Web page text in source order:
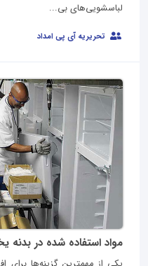
لباسشویی‌های بی...
تحریریه آی پی امداد
مواد استفاده شده در بدنه